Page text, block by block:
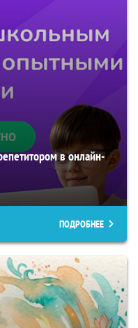
в онлайн-
ПОДРОБНЕЕ